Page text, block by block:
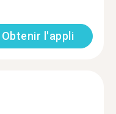
Obtenir l'appli